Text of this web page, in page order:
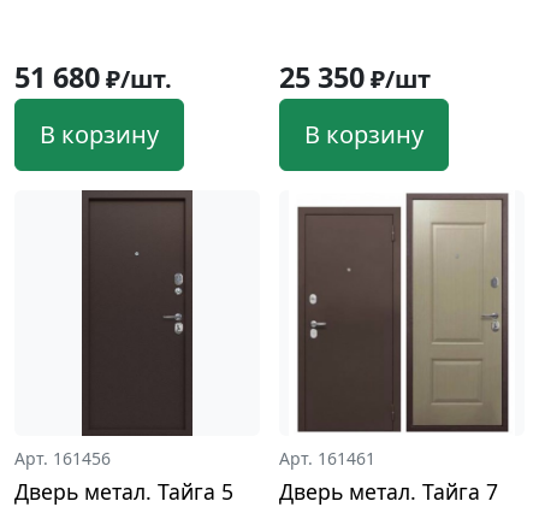
51 680₽/шт.
В корзину
25 350₽/шт
В корзину
Арт. 161456
Дверь метал. Тайга 5
Арт. 161461
Дверь метал. Тайга 7